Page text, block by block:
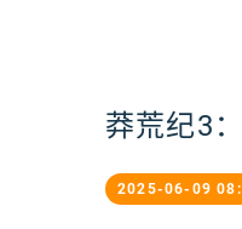
莽荒纪3
2025-06-09